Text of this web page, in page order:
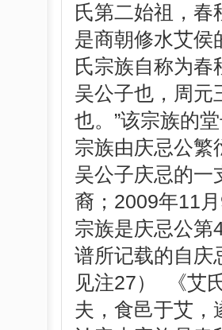
氏第二始祖，春
是商朝修水艾
氏宗族自称为春
吴公子也，周元
也。”该宗族的
宗族由庆忌公繁
吴公子庆忌的
裔；2009年11
宗族是庆忌公第
谱所记载的自庆
见注27） 《艾
夫，食邑于艾，